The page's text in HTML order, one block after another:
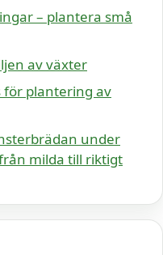
– plantera små
av växter
för plantering av
under
milda till riktigt